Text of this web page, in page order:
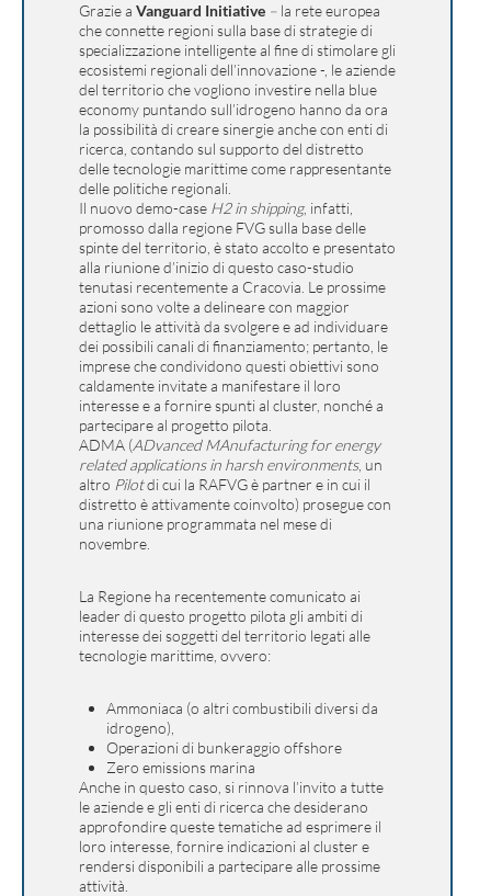
Grazie a Vanguard Initiative – la rete europea
che connette regioni sulla base di strategie di
specializzazione intelligente al fine di stimolare gli
ecosistemi regionali dell’innovazione -, le aziende
del territorio che vogliono investire nella blue
economy puntando sull’idrogeno hanno da ora
la possibilità di creare sinergie anche con enti di
ricerca, contando sul supporto del distretto
delle tecnologie marittime come rappresentante
delle politiche regionali.
Il nuovo demo-case H2 in shipping, infatti,
promosso dalla regione FVG sulla base delle
spinte del territorio, è stato accolto e presentato
alla riunione d’inizio di questo caso-studio
tenutasi recentemente a Cracovia. Le prossime
azioni sono volte a delineare con maggior
dettaglio le attività da svolgere e ad individuare
dei possibili canali di finanziamento; pertanto, le
imprese che condividono questi obiettivi sono
caldamente invitate a manifestare il loro
interesse e a fornire spunti al cluster, nonché a
partecipare al progetto pilota.
ADMA (ADvanced MAnufacturing for energy
related applications in harsh environments, un
altro Pilotdi cui la RAFVG è partner e in cui il
distretto è attivamente coinvolto) prosegue con
una riunione programmata nel mese di
novembre.
La Regione ha recentemente comunicato ai
leader di questo progetto pilota gli ambiti di
interesse dei soggetti del territorio legati alle
tecnologie marittime, ovvero:
Ammoniaca (o altri combustibili diversi da
idrogeno),
Operazioni di bunkeraggio offshore
Zero emissions marina
Anche in questo caso, si rinnova l’invito a tutte
le aziende e gli enti di ricerca che desiderano
approfondire queste tematiche ad esprimere il
loro interesse, fornire indicazioni al cluster e
rendersi disponibili a partecipare alle prossime
attività.